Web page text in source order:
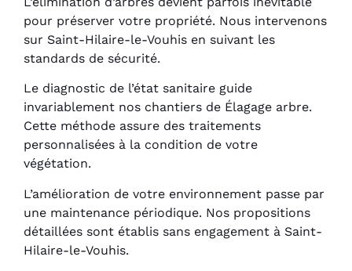
pour préserver votre propriété. Nous intervenons
sur Saint-Hilaire-le-Vouhis en suivant les
standards de sécurité.
Le diagnostic de l’état sanitaire guide
invariablement nos chantiers de Élagage arbre.
Cette méthode assure des traitements
personnalisées à la condition de votre
végétation.
L’amélioration de votre environnement passe par
une maintenance périodique. Nos propositions
détaillées sont établis sans engagement à Saint-
Hilaire-le-Vouhis.